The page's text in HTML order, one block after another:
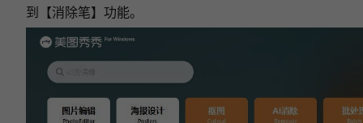
到【消除笔】功能。